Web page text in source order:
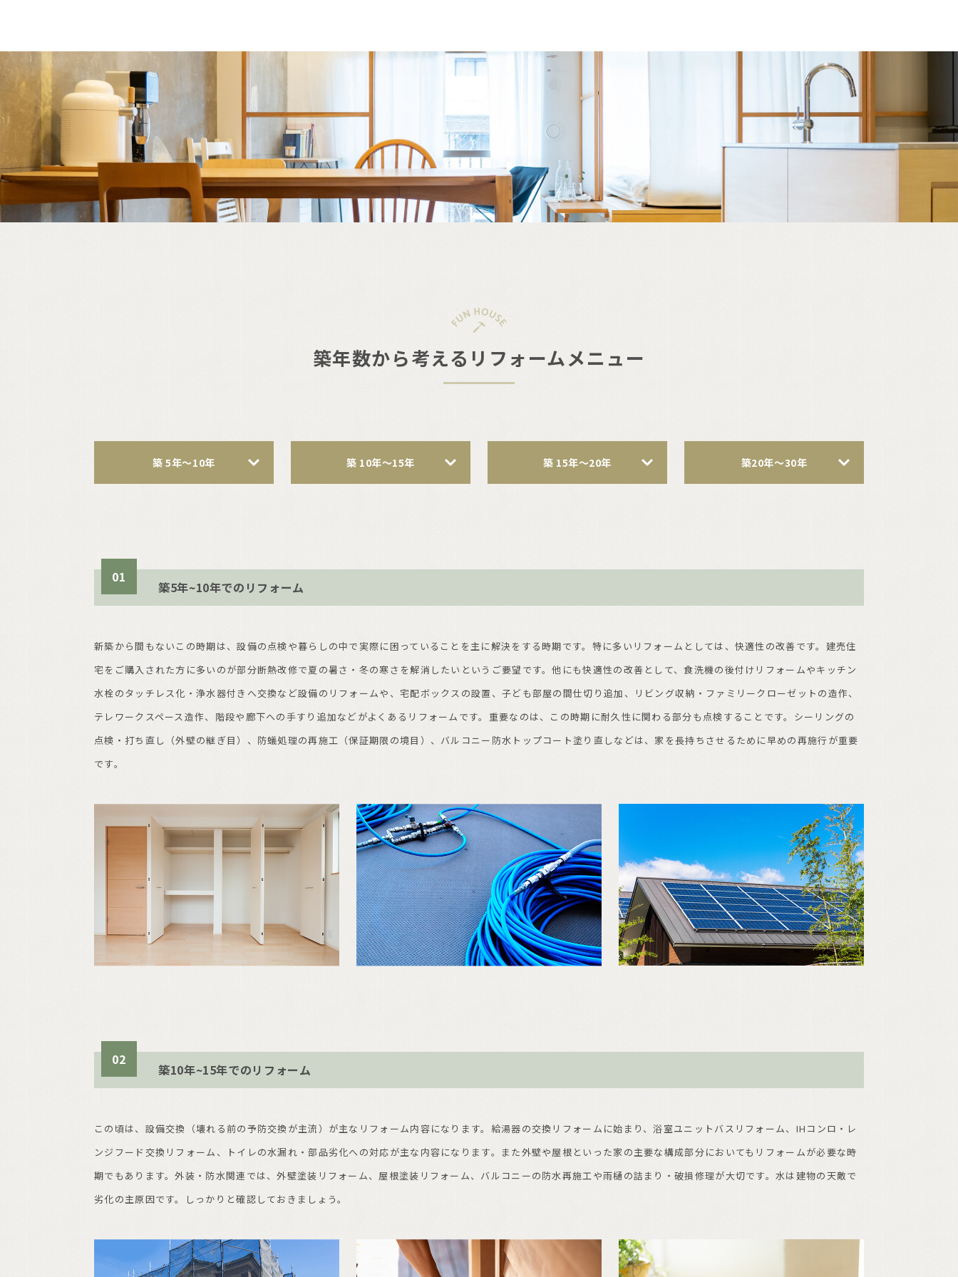
築年数から考えるリフォームメニュー
築 5年〜10年 築 10年〜15年 築 15年〜20年 築20年〜30年
01
築5年~10年でのリフォーム
新築から間もないこの時期は、設備の点検や暮らしの中で実際に困っていることを主に解決をする時期です。特に多いリフォームとしては、快適性の改善です。建売住
宅をご購入された方に多いのが部分断熱改修で夏の暑さ・冬の寒さを解消したいというご要望です。他にも快適性の改善として、食洗機の後付けリフォームやキッチン
水栓のタッチレス化・浄水器付きへ交換など設備のリフォームや、宅配ボックスの設置、子ども部屋の間仕切り追加、リビング収納・ファミリークローゼットの造作、
テレワークスペース造作、階段や廊下への手すり追加などがよくあるリフォームです。重要なのは、この時期に耐久性に関わる部分も点検することです。シーリングの
点検・打ち直し（外壁の継ぎ目）、防蟻処理の再施工（保証期限の境目）、バルコニー防水トップコート塗り直しなどは、家を長持ちさせるために早めの再施行が重要
です。
02
築10年~15年でのリフォーム
この頃は、設備交換（壊れる前の予防交換が主流）が主なリフォーム内容になります。給湯器の交換リフォームに始まり、浴室ユニットバスリフォーム、IHコンロ・レ
ンジフード交換リフォーム、トイレの水漏れ・部品劣化への対応が主な内容になります。また外壁や屋根といった家の主要な構成部分においてもリフォームが必要な時
期でもあります。外装・防水関連では、外壁塗装リフォーム、屋根塗装リフォーム、バルコニーの防水再施工や雨樋の詰まり・破損修理が大切です。水は建物の天敵で
劣化の主原因です。しっかりと確認しておきましょう。